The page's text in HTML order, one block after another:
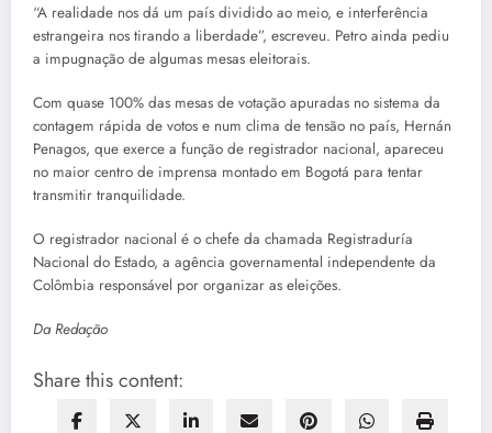
“A realidade nos dá um país dividido ao meio, e interferência
estrangeira nos tirando a liberdade”, escreveu. Petro ainda pediu
a impugnação de algumas mesas eleitorais.
Com quase 100% das mesas de votação apuradas no sistema da
contagem rápida de votos e num clima de tensão no país, Hernán
Penagos, que exerce a função de registrador nacional, apareceu
no maior centro de imprensa montado em Bogotá para tentar
transmitir tranquilidade.
O registrador nacional é o chefe da chamada Registraduría
Nacional do Estado, a agência governamental independente da
Colômbia responsável por organizar as eleições.
Da Redação
Share this content: